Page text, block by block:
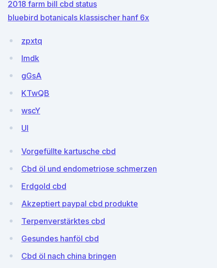
2018 farm bill cbd status
bluebird botanicals klassischer hanf 6x
zpxtq
Imdk
gGsA
KTwQB
wscY
UI
Vorgefüllte kartusche cbd
Cbd öl und endometriose schmerzen
Erdgold cbd
Akzeptiert paypal cbd produkte
Terpenverstärktes cbd
Gesundes hanföl cbd
Cbd öl nach china bringen